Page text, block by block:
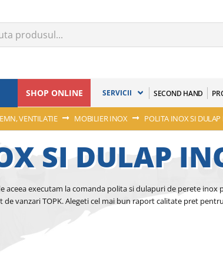
SHOP ONLINE SERVICII SECOND HAND
VENTILATIE MOBILIER INOX POLITA INOX SI
SI DULAP
aceea executam la comanda polita si dulapuri de perete
vanzari TOPK. Alegeti cel mai bun raport calitate pret